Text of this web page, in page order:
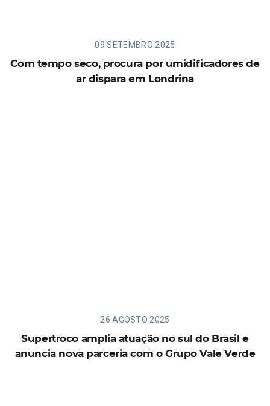
09 SETEMBRO 2025
Com tempo seco, procura por umidificadores de
ar dispara em Londrina
26 AGOSTO 2025
Supertroco amplia atuação no sul do Brasil e
anuncia nova parceria com o Grupo Vale Verde